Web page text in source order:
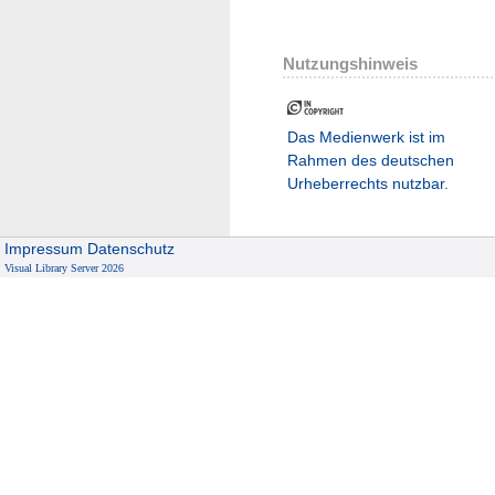
Nutzungshinweis
Das Medienwerk ist im
Rahmen des deutschen
Urheberrechts nutzbar.
Impressum Datenschutz
Visual Library Server 2026